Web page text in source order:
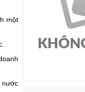
một
nước